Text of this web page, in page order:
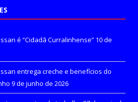
é “Cidadã Curralinhense” 10 de
entrega creche e benefícios do
9 de junho de 2026